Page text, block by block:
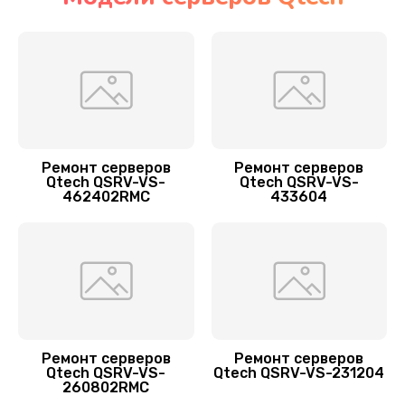
4500 руб.
Настройка оборудования
900 руб.
Ремонт серверов
Qtech QSRV-VS-
462402RMC
Ремонт серверов
Qtech QSRV-VS-
433604
Ремонт серверов
Qtech QSRV-VS-
260802RMC
Ремонт серверов
Qtech QSRV-VS-231204